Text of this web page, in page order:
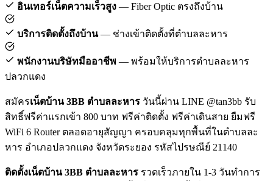
อินเทอร์เน็ตความเร็วสูง — Fiber Optic ตรงถึงบ้าน
บริการติดตั้งถึงบ้าน— ช่างเข้าติดตั้งที่ตำบลละหาร
พนักงานบริษัทมืออาชีพ — พร้อมให้บริการตำบลละหาร
ปลวกแดง
สมัครเน็ตบ้าน 3BB ตำบลละหาร วันนี้ผ่าน LINE @tan3bb รับ
สิทธิ์ฟรีค่าแรกเข้า 800 บาท ฟรีค่าติดตั้ง ฟรีค่าเดินสาย ยืมฟรี
WiFi 6 Router ตลอดอายุสัญญา ครอบคลุมทุกพื้นที่ในตำบลละ
หาร อำเภอปลวกแดง จังหวัดระยอง รหัสไปรษณีย์ 21140
ติดตั้งเน็ตบ้าน 3BB ตำบลละหาร รวดเร็วภายใน 1-3 วันทำการ